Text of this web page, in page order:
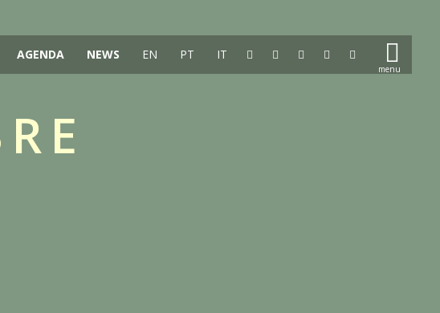
AGENDA NEWS EN PT IT